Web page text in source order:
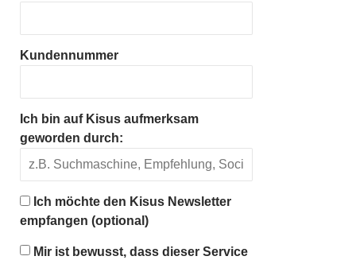
Kundennummer
Ich bin auf Kisus aufmerksam
geworden durch:
Ich möchte den Kisus Newsletter
empfangen (optional)
Mir ist bewusst, dass dieser Service